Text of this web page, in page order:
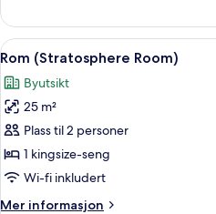
(Orbital
with
extra
Åpne
alle
bildene
av
Rom
(Stratosphere
Room)
5
Rom (Stratosphere Room)
Byutsikt
25 m²
Plass til 2 personer
1 kingsize-seng
Wi-fi inkludert
Mer informasjon
Mer